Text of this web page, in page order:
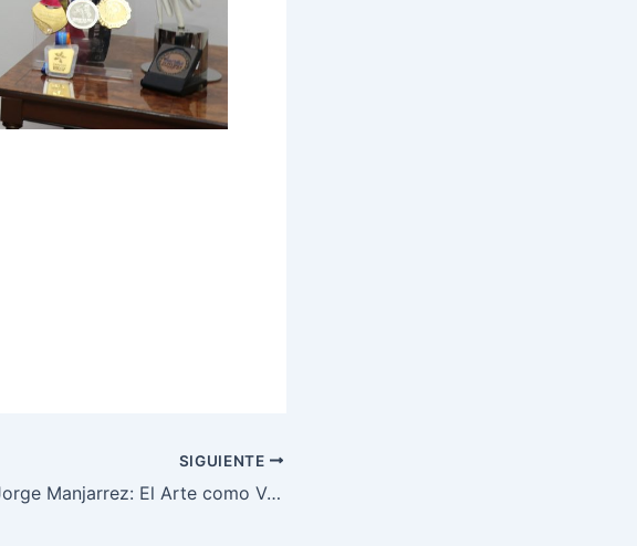
SIGUIENTE
Jorge Manjarrez: El Arte como Voz de Paz y Conciencia Social